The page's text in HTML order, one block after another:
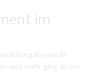
im
wurde
weit mehr ging als um